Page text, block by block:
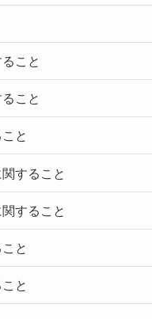
こと
こと
と
すること
すること
と
と